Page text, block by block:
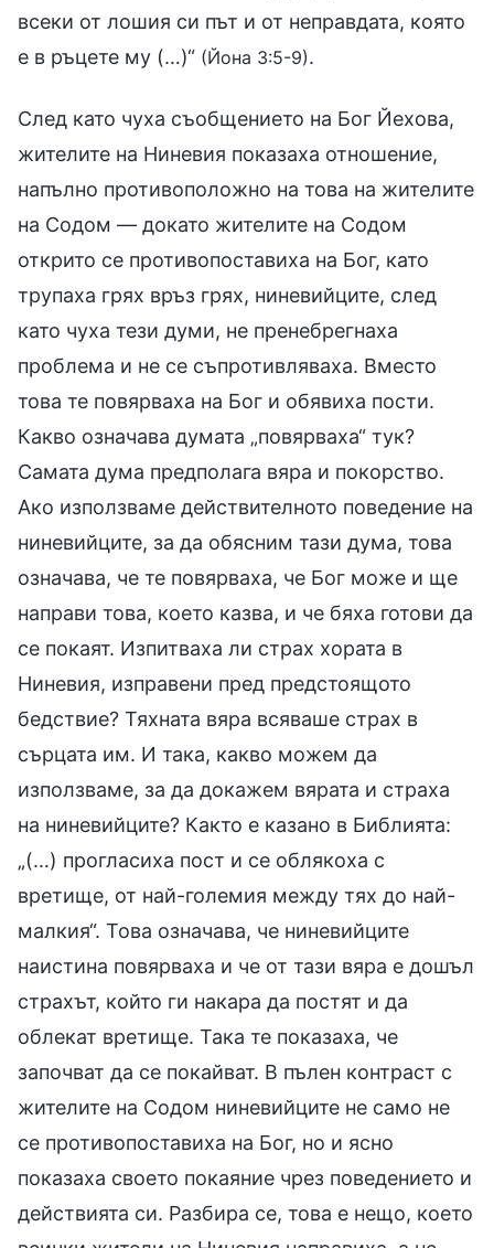
всеки от лошия си път и от неправдата, която
е в ръцете му (…)“ (Йона 3:5-9).
След като чуха съобщението на Бог Йехова,
жителите на Ниневия показаха отношение,
напълно противоположно на това на жителите
на Содом — докато жителите на Содом
открито се противопоставиха на Бог, като
трупаха грях връз грях, ниневийците, след
като чуха тези думи, не пренебрегнаха
проблема и не се съпротивляваха. Вместо
това те повярваха на Бог и обявиха пости.
Какво означава думата „повярваха“ тук?
Самата дума предполага вяра и покорство.
Ако използваме действителното поведение на
ниневийците, за да обясним тази дума, това
означава, че те повярваха, че Бог може и ще
направи това, което казва, и че бяха готови да
се покаят. Изпитваха ли страх хората в
Ниневия, изправени пред предстоящото
бедствие? Тяхната вяра всяваше страх в
сърцата им. И така, какво можем да
използваме, за да докажем вярата и страха
на ниневийците? Както е казано в Библията:
„(…) прогласиха пост и се облякоха с
вретище, от най-големия между тях до най-
малкия“. Това означава, че ниневийците
наистина повярваха и че от тази вяра е дошъл
страхът, който ги накара да постят и да
облекат вретище. Така те показаха, че
започват да се покайват. В пълен контраст с
жителите на Содом ниневийците не само не
се противопоставиха на Бог, но и ясно
показаха своето покаяние чрез поведението и
действията си. Разбира се, това е нещо, което